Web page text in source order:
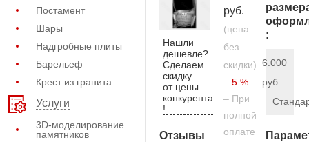
Постамент
Шары
Надгробные плиты
Барельеф
Крест из гранита
Услуги
3D-моделирование
памятников
Нашли
дешевле?
Сделаем
скидку
от цены
конкурента
!
Отзывы
руб.
(цена
без
скидки)
– 5 %
– При
полной
оплате
:
6.000
руб.